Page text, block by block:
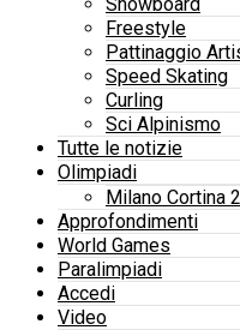
Freestyle
Pattinaggio
Speed Skating
Curling
Sci Alpinismo
Tutte le notizie
Olimpiadi
Milano Cortina
Approfondimenti
World Games
Paralimpiadi
Accedi
Video